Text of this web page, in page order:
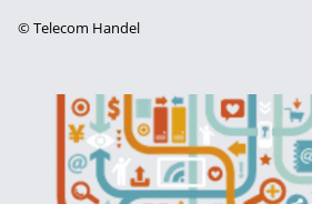
©Telecom Handel